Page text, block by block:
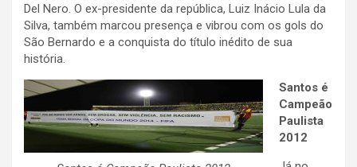
Del Nero. O ex-presidente da república, Luiz Inácio Lula da
Silva, também marcou presença e vibrou com os gols do
São Bernardo e a conquista do título inédito de sua
história.
Santos é
Campeão
Paulista
2012